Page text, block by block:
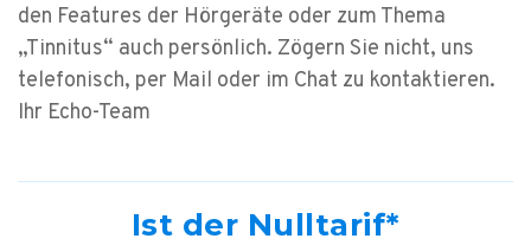
den Features der Hörgeräte oder zum Thema
„Tinnitus“ auch persönlich. Zögern Sie nicht, uns
telefonisch, per Mail oder im Chat zu kontaktieren.
Ihr Echo-Team
Ist der Nulltarif*